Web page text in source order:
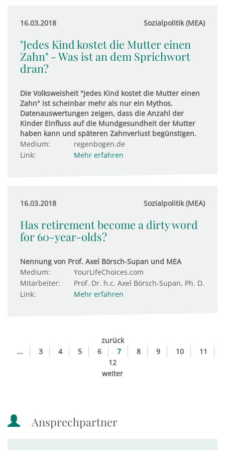
16.03.2018 Sozialpolitik (MEA)
"Jedes Kind kostet die Mutter einen
Zahn" - Was ist an dem Sprichwort
dran?
Die Volksweisheit "Jedes Kind kostet die Mutter einen
Zahn" ist scheinbar mehr als nur ein Mythos.
Datenauswertungen zeigen, dass die Anzahl der
Kinder Einfluss auf die Mundgesundheit der Mutter
haben kann und späteren Zahnverlust begünstigen.
Medium:
regenbogen.de
Link:
Mehr erfahren
16.03.2018 Sozialpolitik (MEA)
Has retirement become a dirty word
for 60-year-olds?
Nennung von Prof. Axel Börsch-Supan und MEA
Medium:
YourLifeChoices.com
Mitarbeiter:
Prof. Dr. h.c. Axel Börsch-Supan, Ph. D.
Link:
Mehr erfahren
zurück
...
3 4 5 6 7 8 9 10
11
12
weiter
Ansprechpartner